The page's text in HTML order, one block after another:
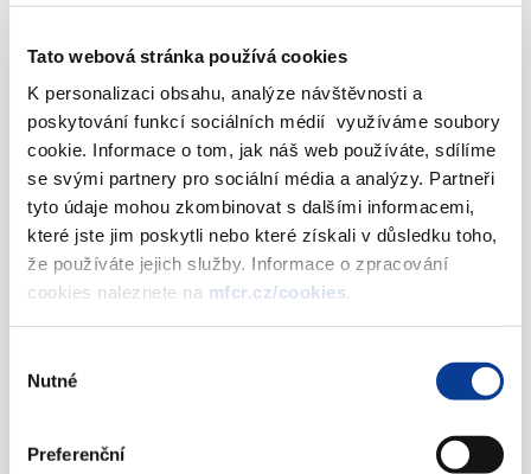
Tato webová stránka používá cookies
K personalizaci obsahu, analýze návštěvnosti a
poskytování funkcí sociálních médií využíváme soubory
cookie. Informace o tom, jak náš web používáte, sdílíme
se svými partnery pro sociální média a analýzy. Partneři
tyto údaje mohou zkombinovat s dalšími informacemi,
které jste jim poskytli nebo které získali v důsledku toho,
že používáte jejich služby. Informace o zpracování
cookies naleznete na mfcr.cz/cookies.
souhlasu
Nutné
Preferenční
květen 2024
Podíl jednotlivých obcí na části celostátního
hrubého výnosu daně z technických her – 3.
čtvrtletí 2024
31. května 2024
únor 2024
hrubého výnosu daně z technických her – 2.
29. února 2024